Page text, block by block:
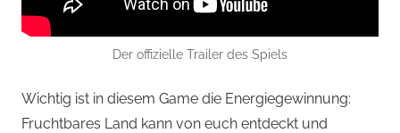
Der offizielle Trailer des Spiels
Wichtig ist in diesem Game die Energiegewinnung:
Fruchtbares Land kann von euch entdeckt und